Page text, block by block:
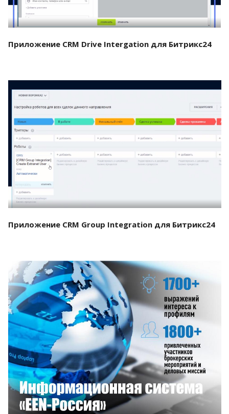
Приложение CRM Drive Intergation для Битрикс24
Смотреть проект
Приложение CRM Group Integration для Битрикс24
Смотреть проект